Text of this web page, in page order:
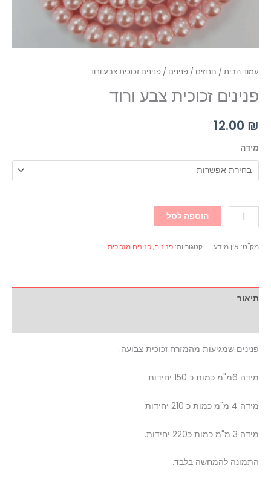
עמוד הבית / חרוזים / פנינים / פנינים זכוכית צבע ורוד
פנינים זכוכית צבע ורוד
12.00 ₪
מידה
הוספה לסל
מק"ט: אין מידע קטגוריות: פנינים,פנינים מזכוכית
תיאור
פנינים שמגיעות מהמזרח.זכוכית צבועה.
מידה 6מ"מ כמות כ 150 יחידות
מידה 4 מ"מ כמות כ 210 יחידות
מידה 3 מ"מ כמות כ220 יחידות.
התמונה להמחשה בלבד.